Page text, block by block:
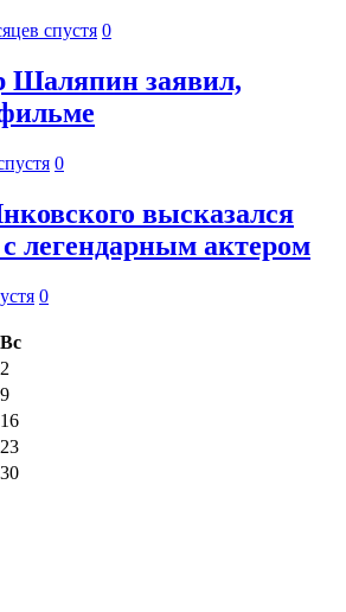
спустя 0
Шаляпин заявил,
0
высказался
легендарным актером
0
Вс
2
9
16
23
30